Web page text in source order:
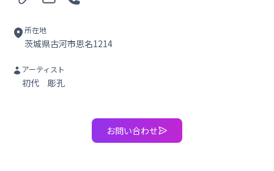
所在地
茨城県古河市恩名1214
アーティスト
初代 彫孔
お問い合わせ